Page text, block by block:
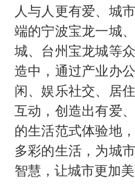
人与人更有爱、城
端的宁波宝龙一城
城、台州宝龙城等
造中，通过产业办
闲、娱乐社交、居
互动，创造出有爱
的生活范式体验地
多彩的生活，为城
智慧，让城市更加